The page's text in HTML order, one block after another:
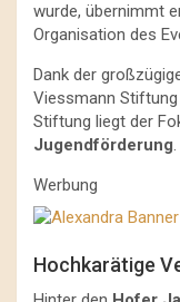
wurde, übernimmt
Organisation des
Dank der
Viessmann
Stiftung liegt der
Jugendförderung.
Werbung
Hochkarätige